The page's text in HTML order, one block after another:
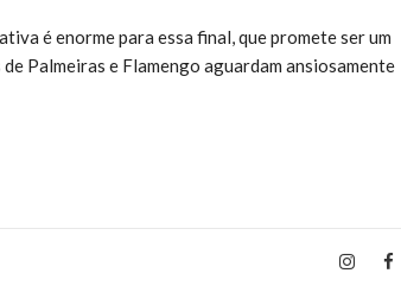
é enorme para essa final, que promete ser um
Palmeiras e Flamengo aguardam ansiosamente